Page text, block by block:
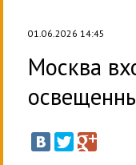
01.06.2026 14:45
Москва